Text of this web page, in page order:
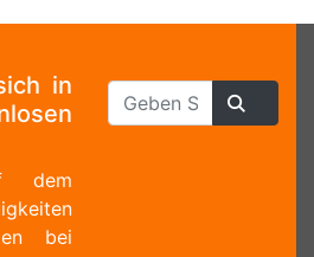
in
dem
bei